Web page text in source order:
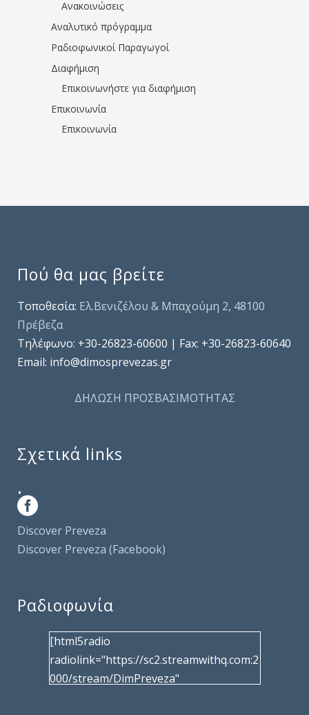
Ανακοινώσεις
Αναλυτικό πρόγραμμα
Ραδιοφωνικοί Παραγωγοί
Διαφήμιση
Επικοινωνήστε για διαφήμιση
Επικοινωνία
Επικοινωνία
Πού θα μας βρείτε
Τοποθεσία: Ελ.Βενιζέλου & Μπαχούμη 2, 48100
Πρέβεζα
Τηλέφωνo: +30-26823-60600 | Fax: +30-26823-60640
Email: info@dimosprevezas.gr
ΔΗΛΩΣΗ ΠΡΟΣΒΑΣΙΜΟΤΗΤΑΣ
Σχετικά links
.
Discover Preveza
Discover Preveza (Facebook)
Ραδιοφωνία
[html5radio
radiolink="https://sc2.streamwithq.com:2
000/stream/DimPreveza"